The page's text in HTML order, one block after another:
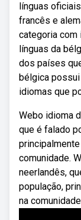
línguas
francês e
categoria
línguas da
dos países
bélgica
idiomas que
Webo idioma
que é falado
comunidade.
neerlandês,
população,
na